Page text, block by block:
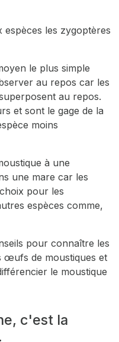
espèces les zygoptères
le plus simple
au repos car les
au repos.
et sont le gage de la
moins
à une
une mare car les
pour les
espèces comme,
pour connaître les
œufs de moustiques et
le moustique
c'est la